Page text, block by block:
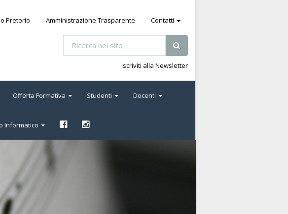
Pretorio Amministrazione Trasparente Contatti
Iscriviti alla Newsletter
Offerta Formativa Studenti Docenti
Informatico